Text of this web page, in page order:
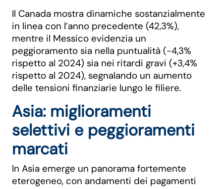
Il Canada mostra dinamiche sostanzialmente
in linea con l’anno precedente (42,3%),
mentre il Messico evidenzia un
peggioramento sia nella puntualità (-4,3%
rispetto al 2024) sia nei ritardi gravi (+3,4%
rispetto al 2024), segnalando un aumento
delle tensioni finanziarie lungo le filiere.
Asia: miglioramenti
selettivi e peggioramenti
marcati
In Asia emerge un panorama fortemente
eterogeneo, con andamenti dei pagamenti